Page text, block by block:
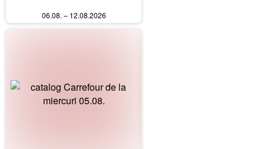
06.08. – 12.08.2026